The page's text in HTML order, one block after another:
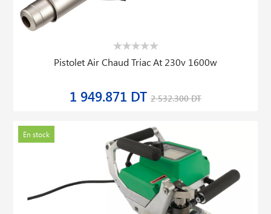
Pistolet Air Chaud Triac At 230v 1600w
1 949.871 DT 2 532.300 DT
En stock